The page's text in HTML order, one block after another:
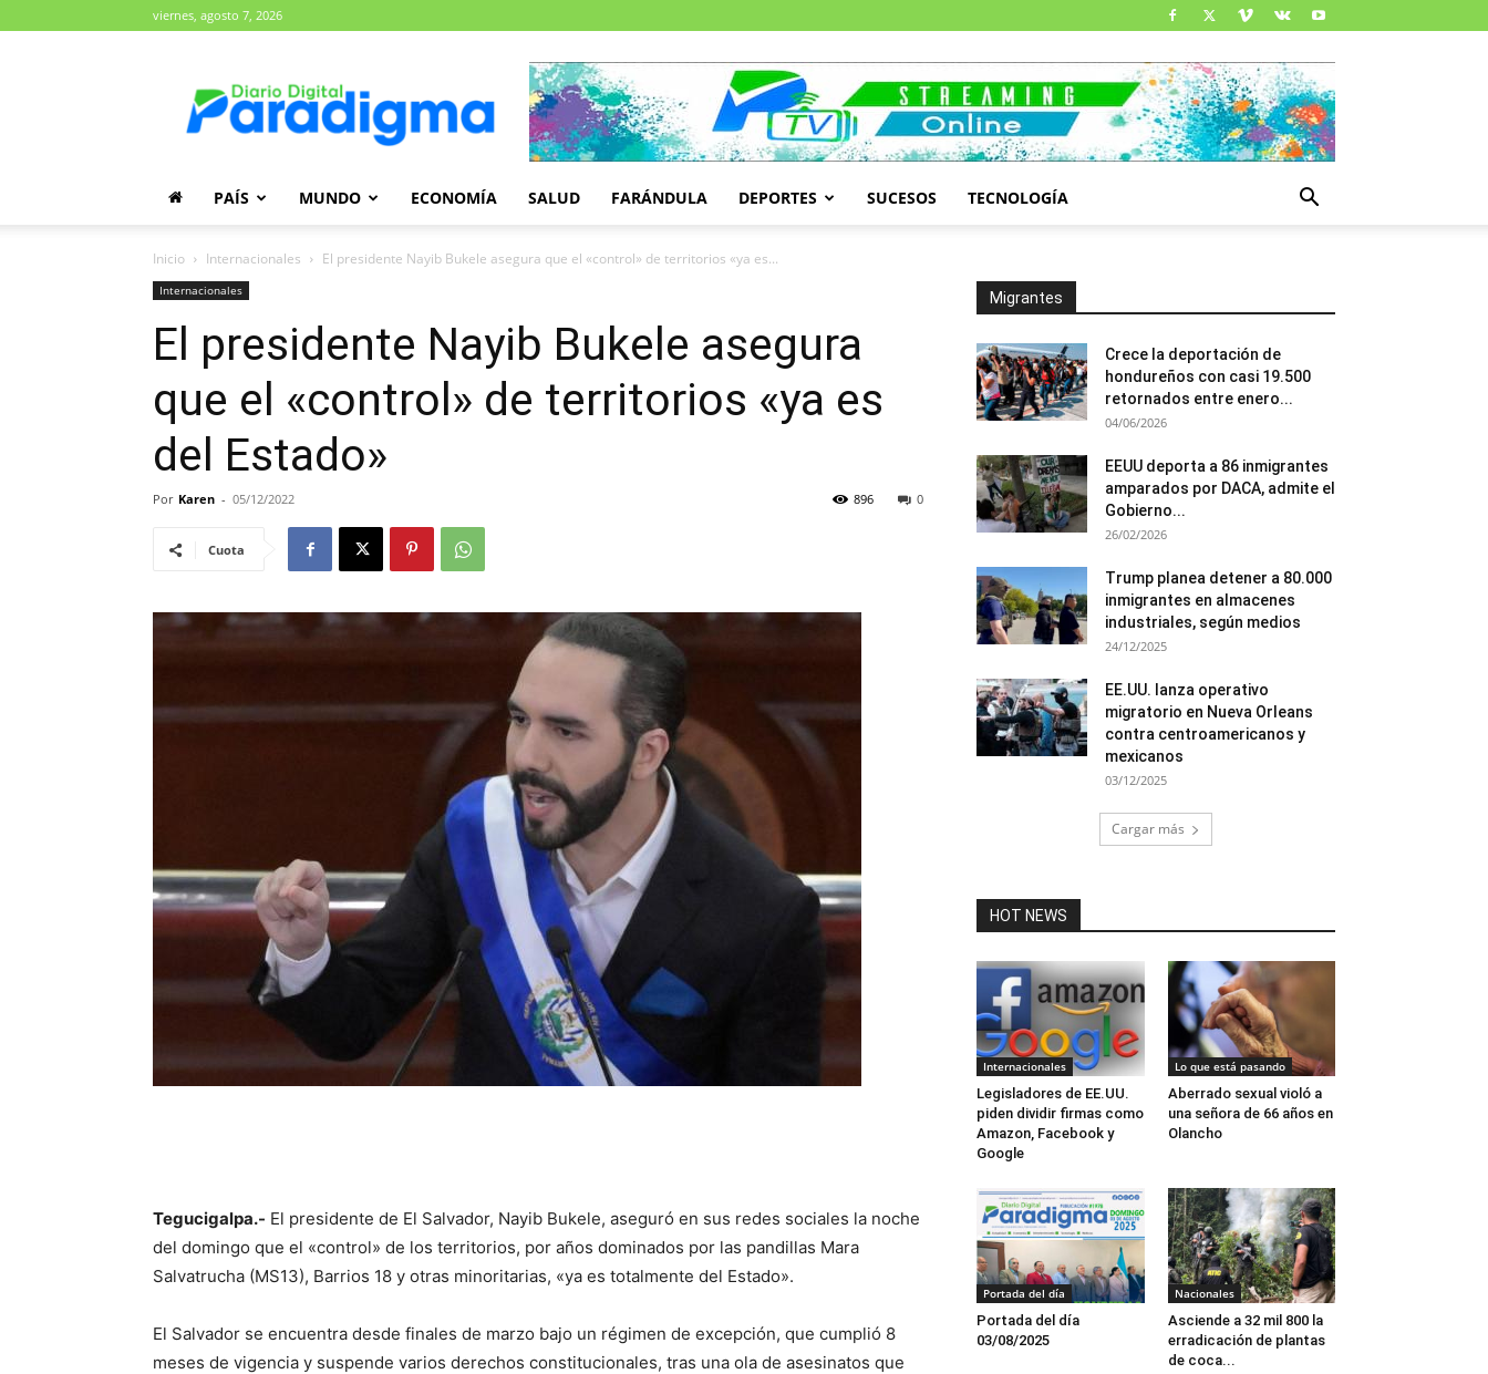
viernes, agosto 7, 2026
Paradigma
PAÍS MUNDO ECONOMÍA SALUD FARÁNDULA DEPORTES SUCESOS TECNOLOGÍA
Inicio Internacionales El presidente Nayib Bukele asegura que el «control» de territorios «ya es...
Internacionales
El presidente Nayib Bukele asegura
que el «control» de territorios «ya es
del Estado»
Por Karen - 05/12/2022 0
896
Cuota
Tegucigalpa.- El presidente de El Salvador, Nayib Bukele, aseguró en sus redes sociales la noche
del domingo que el «control» de los territorios, por años dominados por las pandillas Mara
Salvatrucha (MS13), Barrios 18 y otras minoritarias, «ya es totalmente del Estado».
El Salvador se encuentra desde finales de marzo bajo un régimen de excepción, que cumplió 8
meses de vigencia y suspende varios derechos constitucionales, tras una ola de asesinatos que
Migrantes
Crece la deportación de
hondureños con casi 19.500
retornados entre enero...
04/06/2026
EEUU deporta a 86 inmigrantes
amparados por DACA, admite el
Gobierno...
26/02/2026
Trump planea detener a 80.000
inmigrantes en almacenes
industriales, según medios
24/12/2025
EE.UU. lanza operativo
migratorio en Nueva Orleans
contra centroamericanos y
mexicanos
03/12/2025
Cargar más
HOT NEWS
Internacionales
Legisladores de EE.UU.
piden dividir firmas como
Amazon, Facebook y
Google
Lo que está pasando
Aberrado sexual violó a
una señora de 66 años en
Olancho
Portada del día
Portada del día
03/08/2025
Nacionales
Asciende a 32 mil 800 la
erradicación de plantas
de coca...